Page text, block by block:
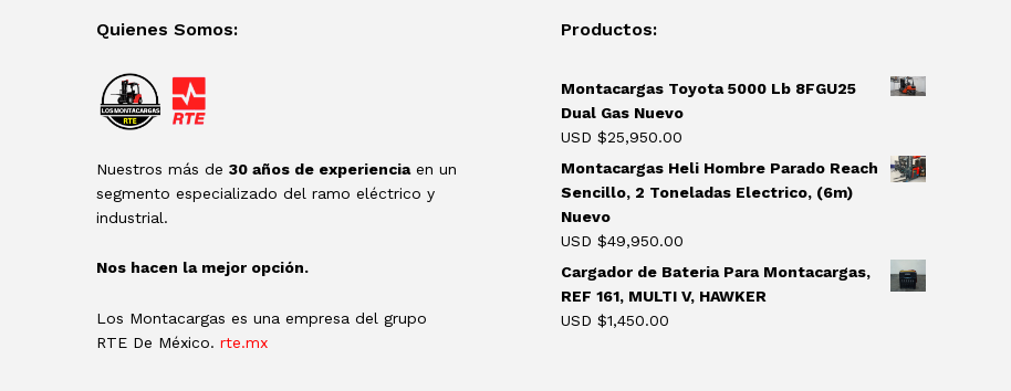
Quienes Somos:
Nuestros más de 30 años de experienciaen un
segmento especializado del ramo eléctrico y
industrial.
Nos hacen la mejor opción.
Los Montacargas es una empresa del grupo
RTE De México. rte.mx
Productos:
Montacargas Toyota 5000 Lb 8FGU25
Dual Gas Nuevo
USD $25,950.00
Montacargas Heli Hombre Parado Reach
Sencillo, 2 Toneladas Electrico, (6m)
Nuevo
USD $49,950.00
Cargador de Bateria Para Montacargas,
REF 161, MULTI V, HAWKER
USD $1,450.00